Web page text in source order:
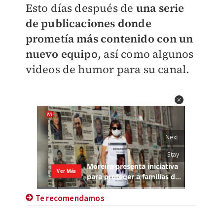
Esto días después de una serie
de publicaciones donde
prometía más contenido con un
nuevo equipo, así como algunos
videos de humor para su canal.
Te recomendamos